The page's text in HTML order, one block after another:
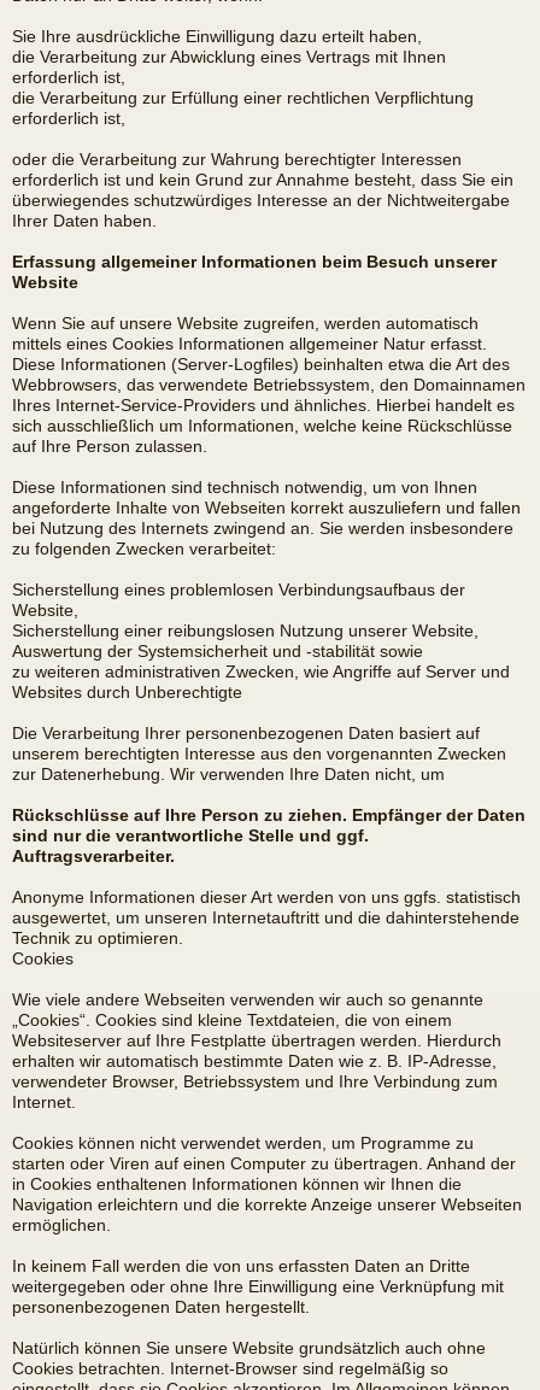
Sie Ihre ausdrückliche Einwilligung dazu erteilt haben,
die Verarbeitung zur Abwicklung eines Vertrags mit Ihnen
erforderlich ist,
die Verarbeitung zur Erfüllung einer rechtlichen Verpflichtung
erforderlich ist,
oder die Verarbeitung zur Wahrung berechtigter Interessen
erforderlich ist und kein Grund zur Annahme besteht, dass Sie ein
überwiegendes schutzwürdiges Interesse an der Nichtweitergabe
Ihrer Daten haben.
Erfassung allgemeiner Informationen beim Besuch unserer
Website
Wenn Sie auf unsere Website zugreifen, werden automatisch
mittels eines Cookies Informationen allgemeiner Natur erfasst.
Diese Informationen (Server-Logfiles) beinhalten etwa die Art des
Webbrowsers, das verwendete Betriebssystem, den Domainnamen
Ihres Internet-Service-Providers und ähnliches. Hierbei handelt es
sich ausschließlich um Informationen, welche keine Rückschlüsse
auf Ihre Person zulassen.
Diese Informationen sind technisch notwendig, um von Ihnen
angeforderte Inhalte von Webseiten korrekt auszuliefern und fallen
bei Nutzung des Internets zwingend an. Sie werden insbesondere
zu folgenden Zwecken verarbeitet:
Sicherstellung eines problemlosen Verbindungsaufbaus der
Website,
Sicherstellung einer reibungslosen Nutzung unserer Website,
Auswertung der Systemsicherheit und -stabilität sowie
zu weiteren administrativen Zwecken, wie Angriffe auf Server und
Websites durch Unberechtigte
Die Verarbeitung Ihrer personenbezogenen Daten basiert auf
unserem berechtigten Interesse aus den vorgenannten Zwecken
zur Datenerhebung. Wir verwenden Ihre Daten nicht, um
Rückschlüsse auf Ihre Person zu ziehen. Empfänger der Daten
sind nur die verantwortliche Stelle und ggf.
Auftragsverarbeiter.
Anonyme Informationen dieser Art werden von uns ggfs. statistisch
ausgewertet, um unseren Internetauftritt und die dahinterstehende
Technik zu optimieren.
Cookies
Wie viele andere Webseiten verwenden wir auch so genannte
„Cookies“. Cookies sind kleine Textdateien, die von einem
Websiteserver auf Ihre Festplatte übertragen werden. Hierdurch
erhalten wir automatisch bestimmte Daten wie z. B. IP-Adresse,
verwendeter Browser, Betriebssystem und Ihre Verbindung zum
Internet.
Cookies können nicht verwendet werden, um Programme zu
starten oder Viren auf einen Computer zu übertragen. Anhand der
in Cookies enthaltenen Informationen können wir Ihnen die
Navigation erleichtern und die korrekte Anzeige unserer Webseiten
ermöglichen.
In keinem Fall werden die von uns erfassten Daten an Dritte
weitergegeben oder ohne Ihre Einwilligung eine Verknüpfung mit
personenbezogenen Daten hergestellt.
Natürlich können Sie unsere Website grundsätzlich auch ohne
Cookies betrachten. Internet-Browser sind regelmäßig so